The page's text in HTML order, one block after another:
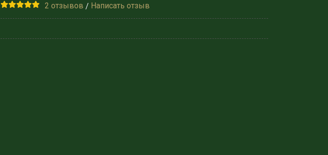
2 отзывов / Написать отзыв